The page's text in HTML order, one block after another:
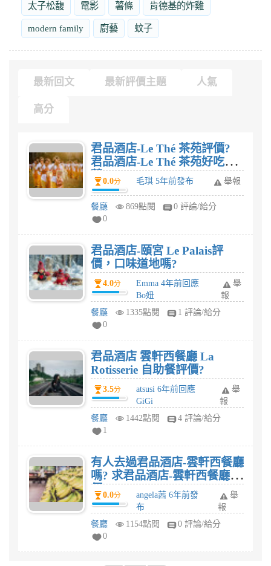
太子松馥 電影 薯條 肯德基的炸雞
modern family 廚藝 蚊子
最新回文 最新評價主題 人氣
高分
君品酒店-Le Thé 茶苑評價?
君品酒店-Le Thé 茶苑好吃推
薦?0.0分 毛琪 5年前發布 舉報
餐廳 869點閱
0 評論/給分
0
君品酒店-頤宮 Le Palais評
價，口味道地嗎?
4.0分
Emma 4年前回應
Bo妞
舉
報
餐廳
1335點閱
1 評論/給分
0
君品酒店 雲軒西餐廳 La
Rotisserie 自助餐評價?
3.5分
atsusi 6年前回應
GiGi
舉
報
餐廳
1442點閱
4 評論/給分
1
有人去過君品酒店-雲軒西餐廳
嗎? 求君品酒店-雲軒西餐廳評
價?0.0分
angela茜 6年前發
布
舉
報
餐廳
1154點閱
0 評論/給分
0